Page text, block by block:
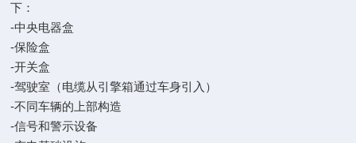
下：
-中央电器盒
-保险盒
-开关盒
-驾驶室（电缆从引擎箱通过车身引入）
-不同车辆的上部构造
-信号和警示设备